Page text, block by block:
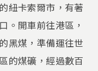
紐卡索爾市，有著
。開車前往港區，
黑煤，準備運往世
的煤礦，經過數百